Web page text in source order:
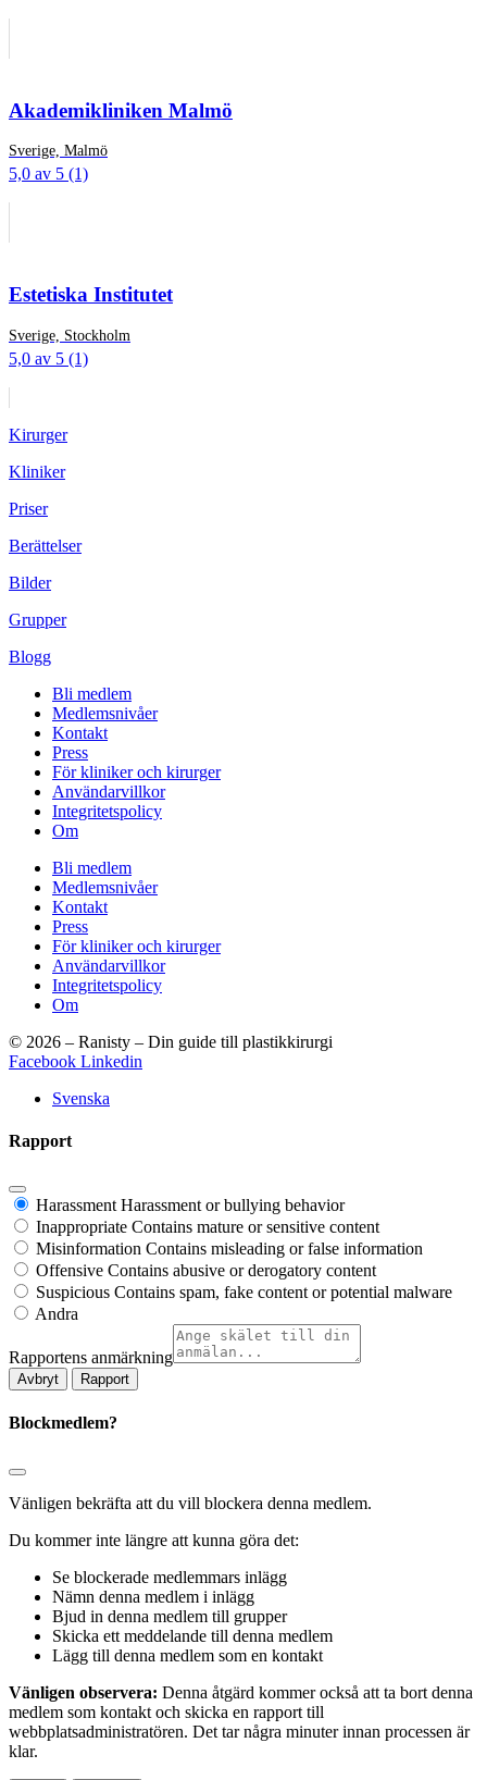
Akademikliniken Malmö
Sverige, Malmö
5,0 av 5 (1)
Estetiska Institutet
Sverige, Stockholm
5,0 av 5 (1)
Kirurger
Kliniker
Priser
Berättelser
Bilder
Grupper
Blogg
Bli medlem
Medlemsnivåer
Kontakt
Press
För kliniker och kirurger
Användarvillkor
Integritetspolicy
Om
Bli medlem
Medlemsnivåer
Kontakt
Press
För kliniker och kirurger
Användarvillkor
Integritetspolicy
Om
© 2026 – Ranisty – Din guide till plastikkirurgi
Facebook Linkedin
Svenska
Rapport
Harassment Harassment or bullying behavior
Inappropriate Contains mature or sensitive content
Misinformation Contains misleading or false information
Offensive Contains abusive or derogatory content
Suspicious Contains spam, fake content or potential malware
Andra
Rapportens anmärkning
Rapport
Blockmedlem?
Vänligen bekräfta att du vill blockera denna medlem.
Du kommer inte längre att kunna göra det:
Se blockerade medlemmars inlägg
Nämn denna medlem i inlägg
Bjud in denna medlem till grupper
Skicka ett meddelande till denna medlem
Lägg till denna medlem som en kontakt
Vänligen observera: Denna åtgärd kommer också att ta bort denna
medlem som kontakt och skicka en rapport till
webbplatsadministratören. Det tar några minuter innan processen är
klar.